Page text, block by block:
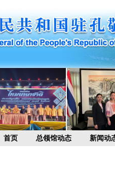
首页 总领馆动态 新闻动